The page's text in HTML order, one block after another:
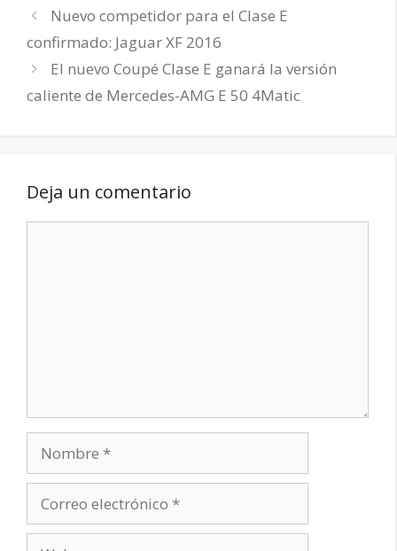
Nuevo competidor para el Clase E
confirmado: Jaguar XF 2016
El nuevo Coupé Clase E ganará la versión
caliente de Mercedes-AMG E 50 4Matic
Deja un comentario
electrónico